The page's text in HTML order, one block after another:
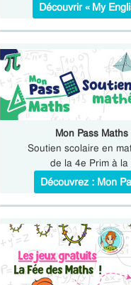
Découvrir « My
Mon Pass
Soutien scolaire en
de la 4e Prim à la
Découvrez : Mon